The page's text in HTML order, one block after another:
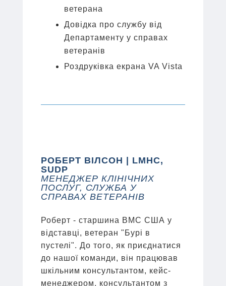
ветерана
Довідка про службу від
Департаменту у справах
ветеранів
Роздруківка екрана VA Vista
РОБЕРТ ВІЛСОН | LMHC,
SUDP
МЕНЕДЖЕР КЛІНІЧНИХ
ПОСЛУГ, СЛУЖБА У
СПРАВАХ ВЕТЕРАНІВ
Роберт - старшина ВМС США у
відставці, ветеран "Бурі в
пустелі". До того, як приєднатися
до нашої команди, він працював
шкільним консультантом, кейс-
менеджером, консультантом з